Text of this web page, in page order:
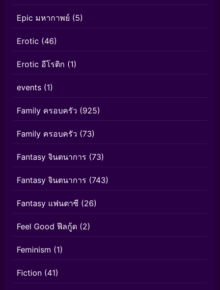
Epic มหากาพย์ (5)
Erotic (46)
Erotic อีโรติก (1)
events (1)
Family ครอบครัว (925)
Family ครอบครัว (73)
Fantasy จินตนาการ (73)
Fantasy จินตนาการ (743)
Fantasy แฟนตาซี (26)
Feel Good ฟีลกู้ด (2)
Feminism (1)
Fiction (41)